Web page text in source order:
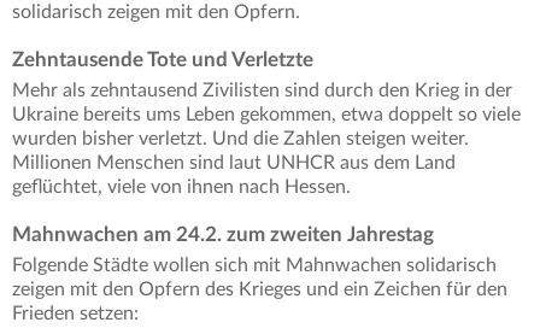
solidarisch zeigen mit den Opfern.
Zehntausende Tote und Verletzte
Mehr als zehntausend Zivilisten sind durch den Krieg in der
Ukraine bereits ums Leben gekommen, etwa doppelt so viele
wurden bisher verletzt. Und die Zahlen steigen weiter.
Millionen Menschen sind laut UNHCR aus dem Land
geflüchtet, viele von ihnen nach Hessen.
Mahnwachen am 24.2. zum zweiten Jahrestag
Folgende Städte wollen sich mit Mahnwachen solidarisch
zeigen mit den Opfern des Krieges und ein Zeichen für den
Frieden setzen: